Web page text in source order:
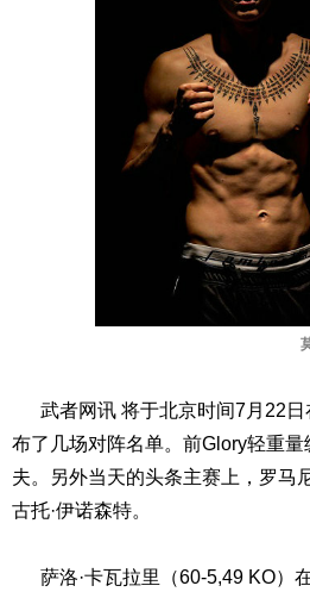
武者网讯 将于北京时间7月22日
布了几场对阵名单。前Glory轻重
夫。另外当天的头条主赛上，罗马
古托·伊诺森特。
萨洛·卡瓦拉里（60-5,49 KO）